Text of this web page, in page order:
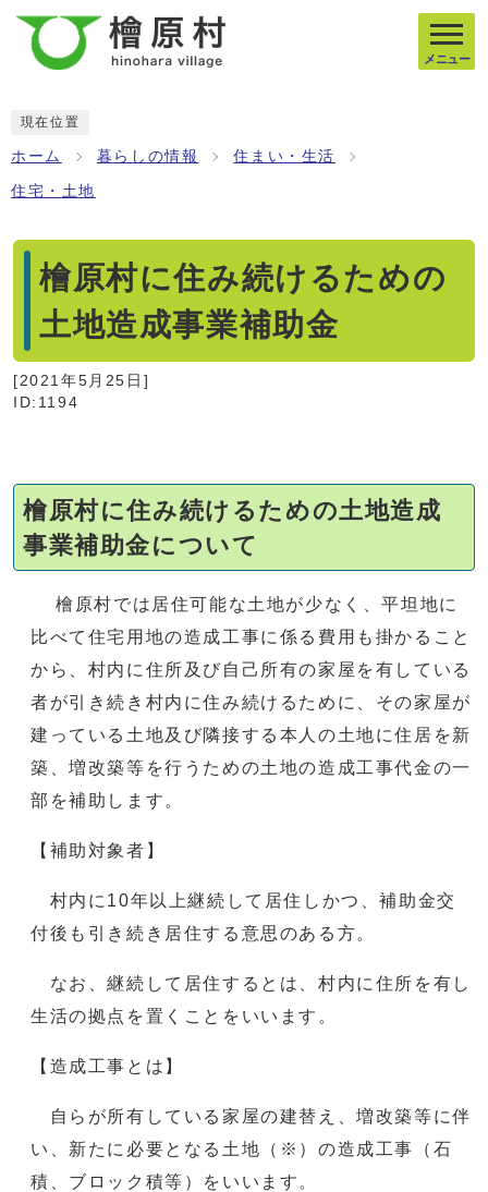
メニュー
現在位置
ホーム 暮らしの情報 住まい・生活
住宅・土地
檜原村に住み続けるための
土地造成事業補助金
[2021年5月25日 ]
ID:1194
檜原村に住み続けるための土地造成
事業補助金について
檜原村では居住可能な土地が少なく、平坦地に
比べて住宅用地の造成工事に係る費用も掛かること
から、村内に住所及び自己所有の家屋を有している
者が引き続き村内に住み続けるために、その家屋が
建っている土地及び隣接する本人の土地に住居を新
築、増改築等を行うための土地の造成工事代金の一
部を補助します。
【補助対象者】
村内に10年以上継続して居住しかつ、補助金交
付後も引き続き居住する意思のある方。
なお、継続して居住するとは、村内に住所を有し
生活の拠点を置くことをいいます。
【造成工事とは】
自らが所有している家屋の建替え、増改築等に伴
い、新たに必要となる土地（※）の造成工事（石
積、ブロック積等）をいいます。